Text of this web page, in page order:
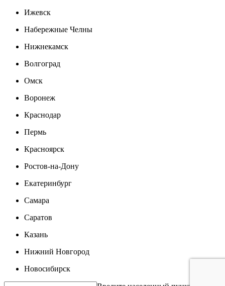
Ижевск
Набережные Челны
Нижнекамск
Волгоград
Омск
Воронеж
Краснодар
Пермь
Красноярск
Ростов-на-Дону
Екатеринбург
Самара
Саратов
Казань
Нижний Новгород
Новосибирск